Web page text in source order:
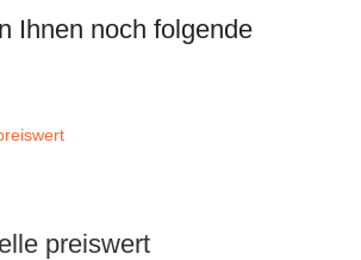
Ihnen noch folgende
preiswert